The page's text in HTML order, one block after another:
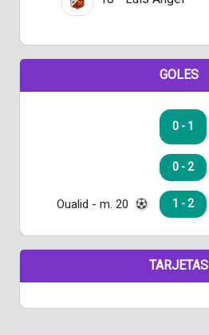
GOLES
0 - 1
0 - 2
Oualid - m. 20 1 - 2
TARJETAS